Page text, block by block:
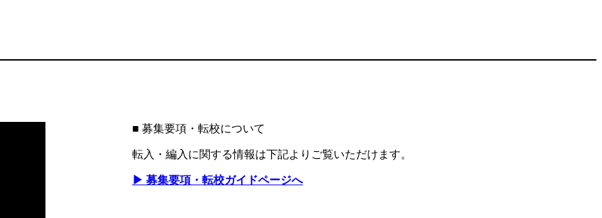
■ 募集要項・転校について
転入・編入に関する情報は下記よりご覧いただけます。
▶ 募集要項・転校ガイドページへ